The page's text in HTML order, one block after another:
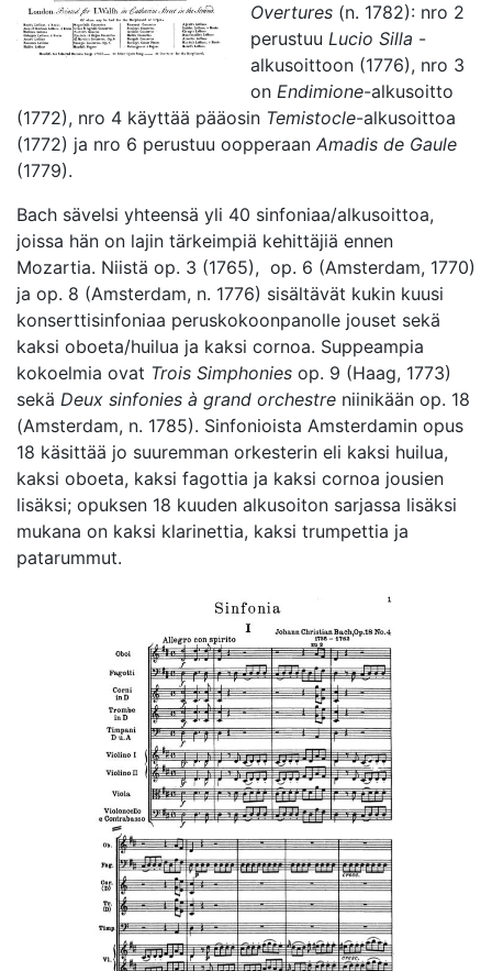
Overtures (n. 1782): nro 2
perustuu Lucio Silla -
alkusoittoon (1776), nro 3
on Endimione-alkusoitto
(1772), nro 4 käyttää pääosin Temistocle-alkusoittoa
(1772) ja nro 6 perustuu oopperaan Amadis de Gaule
(1779).
Bach sävelsi yhteensä yli 40 sinfoniaa/alkusoittoa,
joissa hän on lajin tärkeimpiä kehittäjiä ennen
Mozartia. Niistä op. 3 (1765), op. 6 (Amsterdam, 1770)
ja op. 8 (Amsterdam, n. 1776) sisältävät kukin kuusi
konserttisinfoniaa peruskokoonpanolle jouset sekä
kaksi oboeta/huilua ja kaksi cornoa. Suppeampia
kokoelmia ovat Trois Simphonies op. 9 (Haag, 1773)
sekä Deux sinfonies à grand orchestre niinikään op. 18
(Amsterdam, n. 1785). Sinfonioista Amsterdamin opus
18 käsittää jo suuremman orkesterin eli kaksi huilua,
kaksi oboeta, kaksi fagottia ja kaksi cornoa jousien
lisäksi; opuksen 18 kuuden alkusoiton sarjassa lisäksi
mukana on kaksi klarinettia, kaksi trumpettia ja
patarummut.